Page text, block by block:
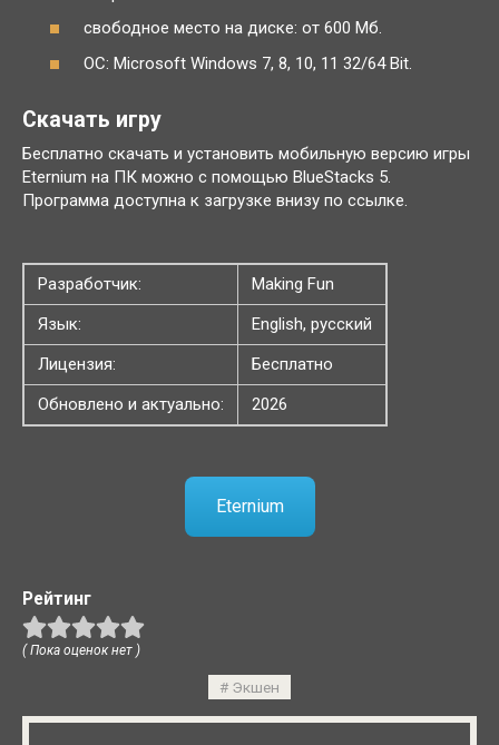
свободное место на диске: от 600 Мб.
ОС: Microsoft Windows 7, 8, 10, 11 32/64 Bit.
Скачать игру
Бесплатно скачать и установить мобильную версию игры
Eternium на ПК можно с помощью BlueStacks 5.
Программа доступна к загрузке внизу по ссылке.
Разработчик:
Making Fun
Язык:
English, русский
Лицензия:
Бесплатно
Обновлено и актуально:
2026
Eternium
Рейтинг
( Пока оценок нет )
Экшен